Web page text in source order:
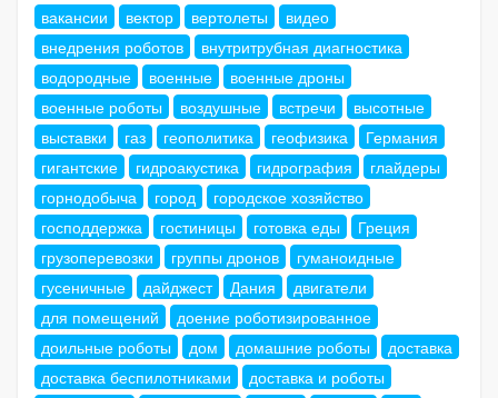
вакансии вектор вертолеты
видео
внедрения роботов
внутритрубная диагностика
водородные
военные
военные дроны
военные роботы
воздушные встречи
высотные
выставки
газ геополитика геофизика
Германия
гигантские
гидроакустика гидрография
глайдеры
горнодобыча
город
городское хозяйство
господдержка
гостиницы готовка еды
Греция
грузоперевозки
группы дронов
гуманоидные
гусеничные
дайджест Дания
двигатели
для помещений
доение роботизированное
доильные роботы
дом домашние роботы
доставка
доставка беспилотниками
доставка и роботы